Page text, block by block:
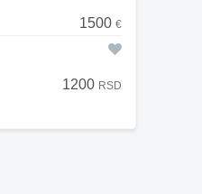
1500 €
1200 RSD